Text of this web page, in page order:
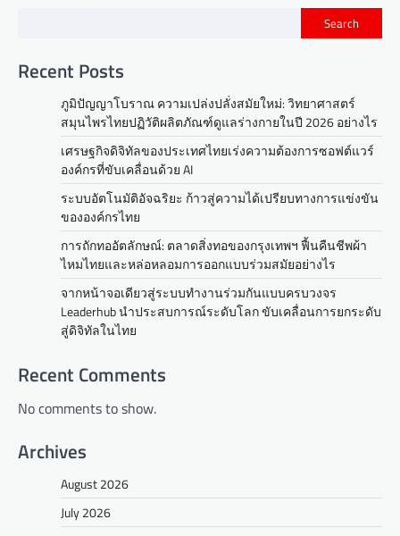
Search
Recent Posts
ภูมิปัญญาโบราณ ความเปล่งปลั่งสมัยใหม่: วิทยาศาสตร์
สมุนไพรไทยปฏิวัติผลิตภัณฑ์ดูแลร่างกายในปี 2026 อย่างไร
เศรษฐกิจดิจิทัลของประเทศไทยเร่งความต้องการซอฟต์แวร์
องค์กรที่ขับเคลื่อนด้วย AI
ระบบอัตโนมัติอัจฉริยะ ก้าวสู่ความได้เปรียบทางการแข่งขัน
ขององค์กรไทย
การถักทออัตลักษณ์: ตลาดสิ่งทอของกรุงเทพฯ ฟื้นคืนชีพผ้า
ไหมไทยและหล่อหลอมการออกแบบร่วมสมัยอย่างไร
จากหน้าจอเดียวสู่ระบบทำงานร่วมกันแบบครบวงจร
Leaderhub นำประสบการณ์ระดับโลก ขับเคลื่อนการยกระดับ
สู่ดิจิทัลในไทย
Recent Comments
No comments to show.
Archives
August 2026
July 2026